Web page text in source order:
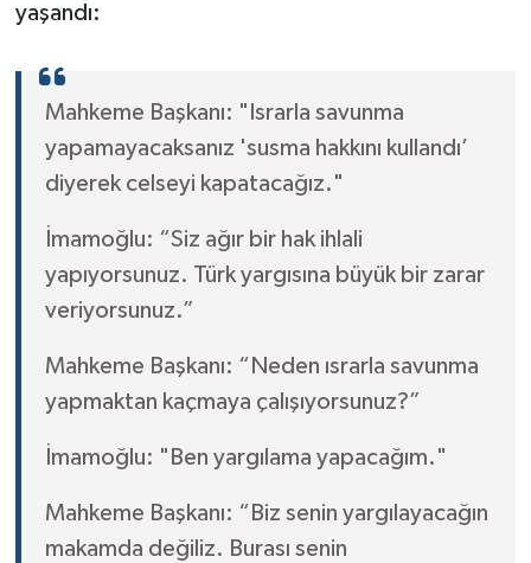
yaşandı:
Mahkeme Başkanı: "Israrla savunma
yapamayacaksanız 'susma hakkını kullandı’
diyerek celseyi kapatacağız."
İmamoğlu: “Siz ağır bir hak ihlali
yapıyorsunuz. Türk yargısına büyük bir zarar
veriyorsunuz.”
Mahkeme Başkanı: “Neden ısrarla savunma
yapmaktan kaçmaya çalışıyorsunuz?”
İmamoğlu: "Ben yargılama yapacağım."
Mahkeme Başkanı: “Biz senin yargılayacağın
makamda değiliz. Burası senin